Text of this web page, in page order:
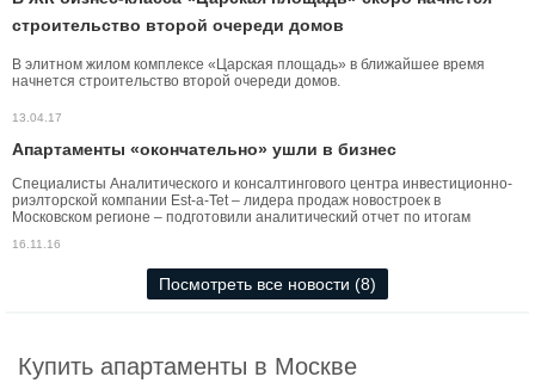
строительство второй очереди домов
В элитном жилом комплексе «Царская площадь» в ближайшее время
начнется строительство второй очереди домов.
13.04.17
Апартаменты «окончательно» ушли в бизнес
Специалисты Аналитического и консалтингового центра инвестиционно-
риэлторской компании Est-a-Tet – лидера продаж новостроек в
Московском регионе – подготовили аналитический отчет по итогам
16.11.16
Посмотреть все новости (8)
Купить апартаменты в Москве